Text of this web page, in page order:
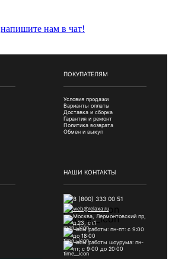
напишите нам в чат!
ПОКУПАТЕЛЯМ
Условия продажи
Варианты оплаты
Доставка и сборка
Гарантия и ремонт
Политика возврата
Обмен и выкуп
НАШИ КОНТАКТЫ
8 (800) 333 00 51
web@relaxa.ru
Москва, Лермонтовский пр,
д.23, ст.1
Часы работы: пн-пт: с 9:00
до 18:00
Часы работы шоурума: пн-
пт: с 9:00 до 20:00